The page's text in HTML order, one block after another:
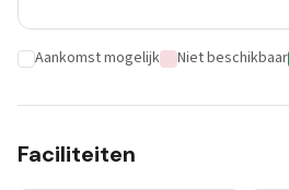
Aankomst mogelijk Niet beschikbaar
Faciliteiten